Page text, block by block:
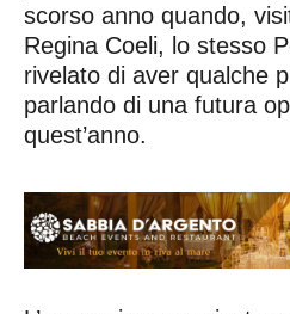
scorso anno quando,
Regina Coeli, lo stesso
rivelato di aver qualche
parlando di una futura
quest’anno.